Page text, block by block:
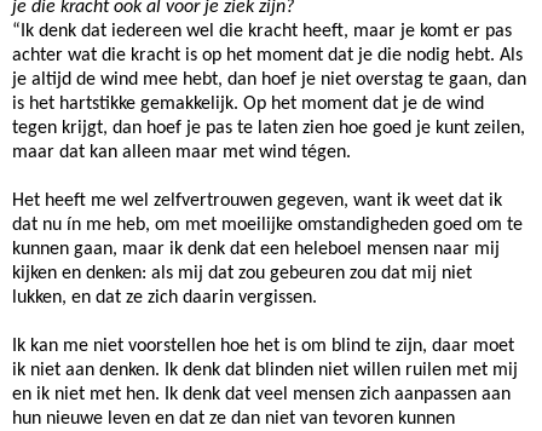
je die kracht ook al voor je ziek zijn?
“Ik denk dat iedereen wel die kracht heeft, maar je komt er pas
achter wat die kracht is op het moment dat je die nodig hebt. Als
je altijd de wind mee hebt, dan hoef je niet overstag te gaan, dan
is het hartstikke gemakkelijk. Op het moment dat je de wind
tegen krijgt, dan hoef je pas te laten zien hoe goed je kunt zeilen,
maar dat kan alleen maar met wind tégen.
Het heeft me wel zelfvertrouwen gegeven, want ik weet dat ik
dat nu ín me heb, om met moeilijke omstandigheden goed om te
kunnen gaan, maar ik denk dat een heleboel mensen naar mij
kijken en denken: als mij dat zou gebeuren zou dat mij niet
lukken, en dat ze zich daarin vergissen.
Ik kan me niet voorstellen hoe het is om blind te zijn, daar moet
ik niet aan denken. Ik denk dat blinden niet willen ruilen met mij
en ik niet met hen. Ik denk dat veel mensen zich aanpassen aan
hun nieuwe leven en dat ze dan niet van tevoren kunnen